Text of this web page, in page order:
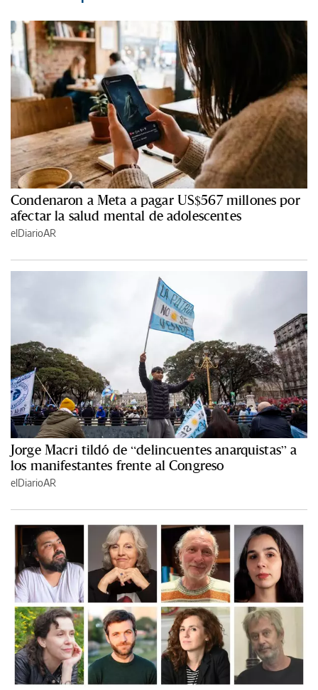
Condenaron a Meta a pagar US$567 millones por
afectar la salud mental de adolescentes
elDiarioAR
Jorge Macri tildó de “delincuentes anarquistas” a
los manifestantes frente al Congreso
elDiarioAR